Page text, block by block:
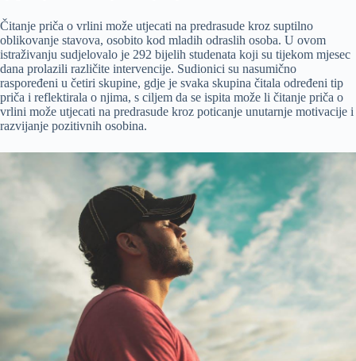
Čitanje priča o vrlini može utjecati na predrasude kroz suptilno
oblikovanje stavova, osobito kod mladih odraslih osoba. U ovom
istraživanju sudjelovalo je 292 bijelih studenata koji su tijekom mjesec
dana prolazili različite intervencije. Sudionici su nasumično
raspoređeni u četiri skupine, gdje je svaka skupina čitala određeni tip
priča i reflektirala o njima, s ciljem da se ispita može li čitanje priča o
vrlini može utjecati na predrasude kroz poticanje unutarnje motivacije i
razvijanje pozitivnih osobina.